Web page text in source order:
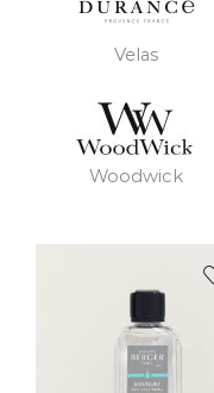
Velas
Woodwick